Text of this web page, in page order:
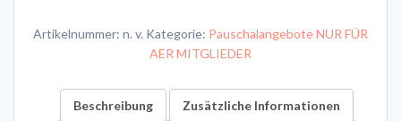
Updateservice
Jahres
Abo,
Artikelnummer: n. v. Kategorie: Pauschalangebote NUR FÜR
AER MITGLIEDER
Beschreibung Zusätzliche Informationen